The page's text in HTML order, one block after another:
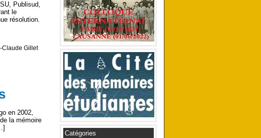
Publisud,
le
résolution.
Claude Gillet
en 2002,
la mémoire
Catégories